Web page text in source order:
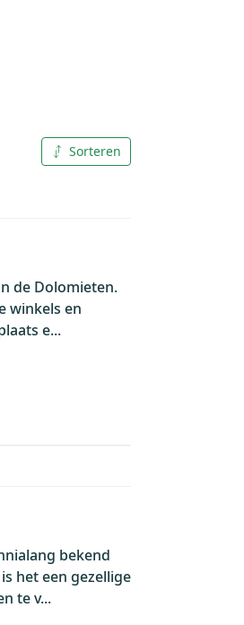
Sorteren
de Dolomieten.
winkels en
e...
bekend
het een gezellige
te v...